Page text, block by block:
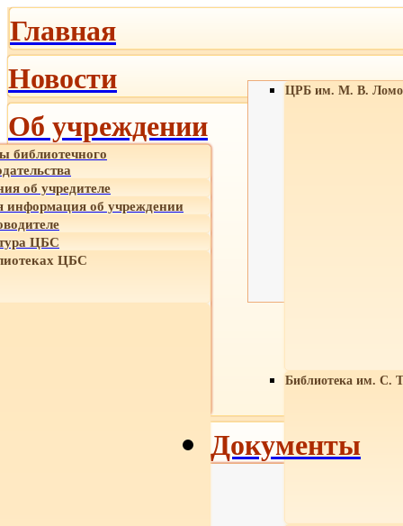
Главная
Новости
Об учреждении
библиотечного
об учредителе
об учреждении
ЦБС
ЦБС
ЦРБ им. М. В.
Библиотека им. С.
Документы